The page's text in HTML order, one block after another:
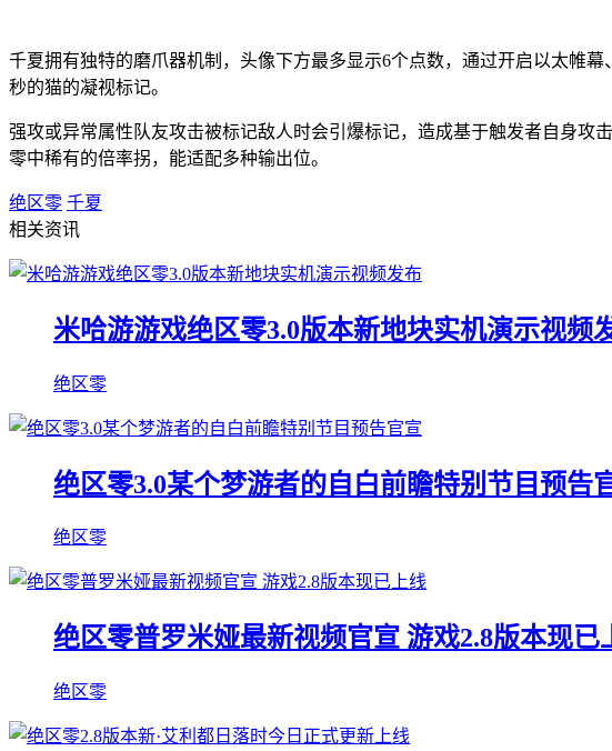
千夏拥有独特的磨爪器机制，头像下方最多显示6个点数，通过开启以太帷
秒的猫的凝视标记。
强攻或异常属性队友攻击被标记敌人时会引爆标记，造成基于触发者自身攻
零中稀有的倍率拐，能适配多种输出位。
绝区零 千夏
相关资讯
米哈游游戏绝区零3.0版本新地块实机演示视频
绝区零
绝区零3.0某个梦游者的自白前瞻特别节目预告
绝区零
绝区零普罗米娅最新视频官宣 游戏2.8版本现已
绝区零